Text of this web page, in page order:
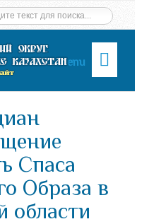
Menu
Спаса
Образа в
области